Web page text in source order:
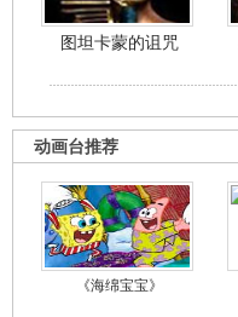
图坦卡蒙的诅咒
动画台推荐
《海绵宝宝》